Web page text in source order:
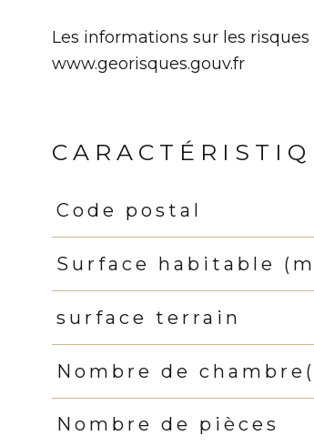
Les informations sur les
www.georisques.gouv.fr
Caractéristiques
Code postal
Surface habitable
surface terrain
Nombre de
Nombre de pièces